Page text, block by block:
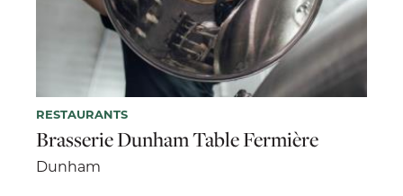
RESTAURANTS
Brasserie Dunham Table Fermière
Dunham